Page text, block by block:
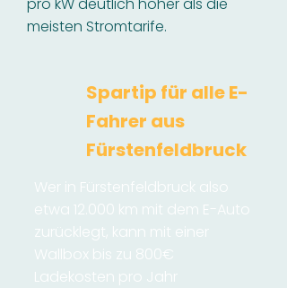
meisten Stromtarife.
Spartip für alle E-
Fahrer aus
Fürstenfeldbruck
Wer in Fürstenfeldbruck also
etwa 12.000 km mit dem E-Auto
zurücklegt, kann mit einer
Wallbox bis zu 800€
Ladekosten pro Jahr